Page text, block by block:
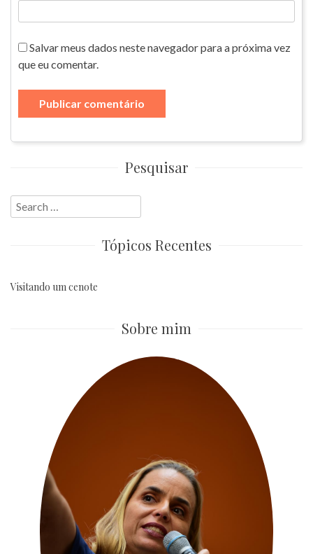
Salvar meus dados neste navegador para a próxima vez
que eu comentar.
Pesquisar
Search
for:
Tópicos Recentes
Visitando um cenote
Sobre mim